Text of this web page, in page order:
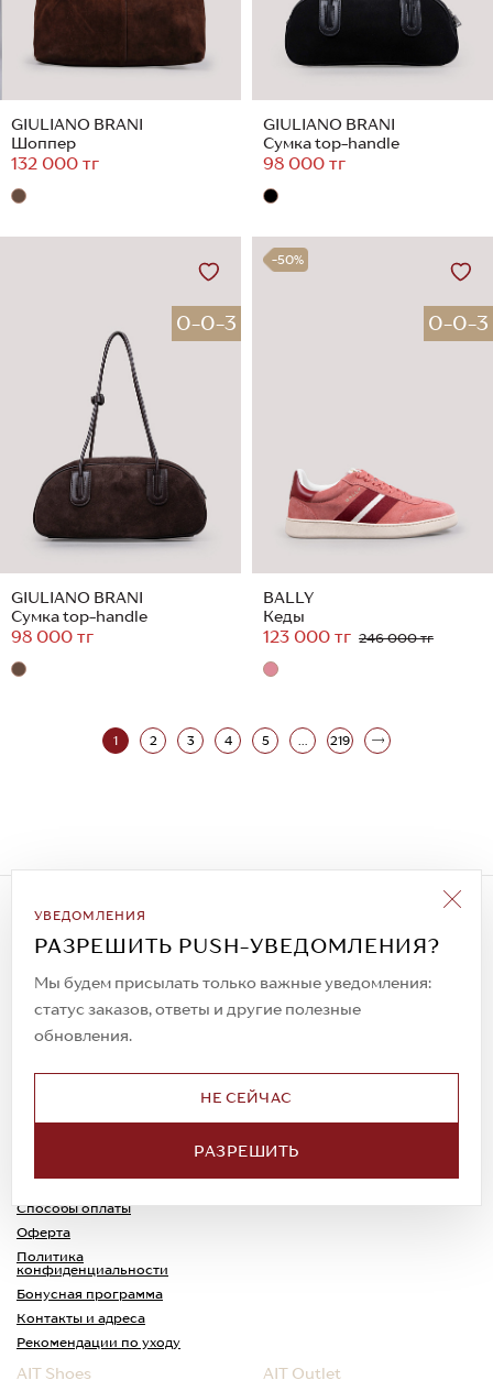
GIULIANO BRANI
Шоппер
132 000 тг
GIULIANO BRANI
Сумка top-handle
98 000 тг
0-0-3
GIULIANO BRANI
Сумка top-handle
98 000 тг
-50%
0-0-3
BALLY
Кеды
123 000 тг 246 000 тг
1 2 3 4 5 ... 219
УВЕДОМЛЕНИЯ
РАЗРЕШИТЬ PUSH-УВЕДОМЛЕНИЯ?
Мы будем присылать только важные уведомления:
статус заказов, ответы и другие полезные
обновления.
НЕ СЕЙЧАС
РАЗРЕШИТЬ
Подписаться на рассылку
Всегда будьте в курсе новых акций и
спецпредложений!
© 2023. AIT Shoes
Все права защищены
Доставка
Способы оплаты
Оферта
Политика
конфиденциальности
Обмен и возврат
Каспи-Ред
Бонусная программа
Контакты и адреса
Рекомендации по уходу
AIT Shoes AIT Outlet